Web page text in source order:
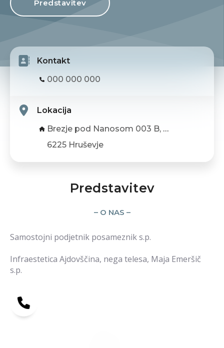
Predstavitev
Kontakt
000 000 000
Lokacija
Brezje pod Nanosom 003 B, Brezje pod Nanosom
6225 Hruševje
Predstavitev
– O NAS –
Samostojni podjetnik posameznik s.p.
Infraestetica Ajdovščina, nega telesa, Maja Emeršič
s.p.